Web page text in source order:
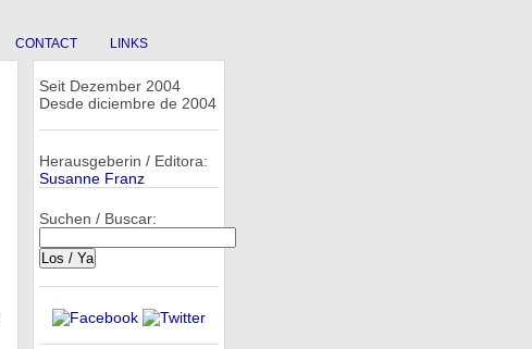
CONTACT LINKS
Seit Dezember 2004
Desde diciembre de 2004
Herausgeberin / Editora:
Susanne Franz
Suchen / Buscar: